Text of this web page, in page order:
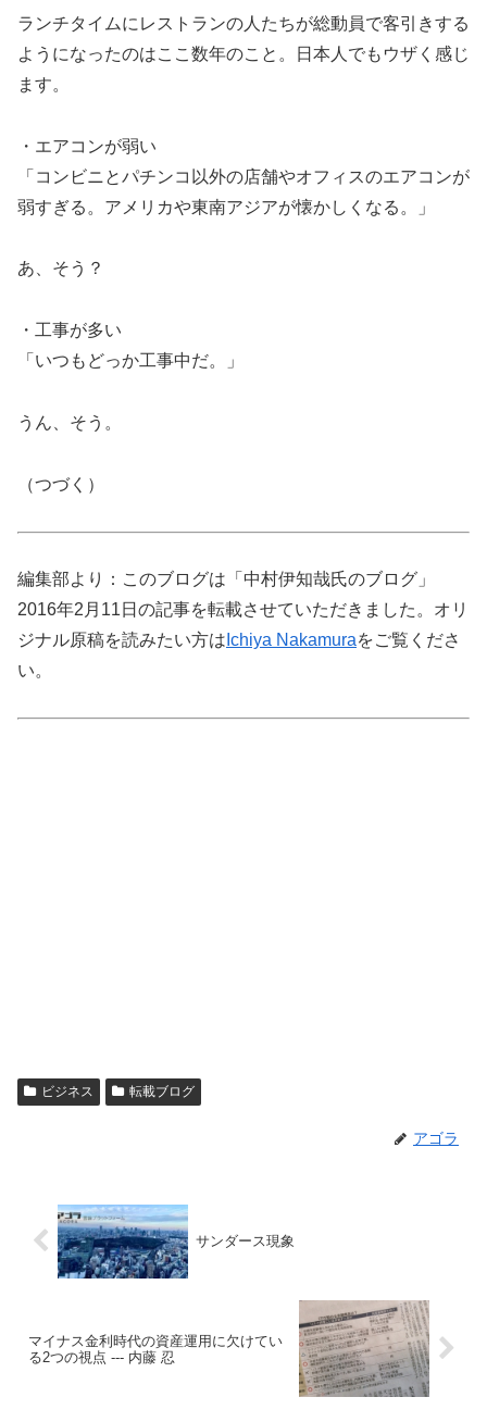
ランチタイムにレストランの人たちが総動員で客引きする
ようになったのはここ数年のこと。日本人でもウザく感じ
ます。
・エアコンが弱い
「コンビニとパチンコ以外の店舗やオフィスのエアコンが
弱すぎる。アメリカや東南アジアが懐かしくなる。」
あ、そう？
・工事が多い
「いつもどっか工事中だ。」
うん、そう。
（つづく）
編集部より：このブログは「中村伊知哉氏のブログ」
2016年2月11日の記事を転載させていただきました。オリ
ジナル原稿を読みたい方は Ichiya Nakamuraをご覧くださ
い。
ビジネス 転載ブログ
アゴラ
サンダース現象
マイナス金利時代の資産運用に欠けてい
る2つの視点 --- 内藤 忍